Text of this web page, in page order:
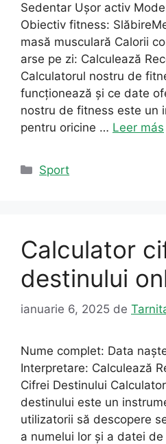
Sedentar Ușor activ
Obiectiv fitness:
masă musculară Calorii
arse pe zi: Calculează
Calculatorul nostru de
funcționează și ce date
nostru de fitness este un
pentru oricine … Leer más
Categorii
Sport
Calculator
destinului
ianuarie 6, 2025 de
Nume complet: Data
Interpretare: Calculează
Cifrei Destinului
destinului este un
utilizatorii să descopere
a numelui lor și a datei